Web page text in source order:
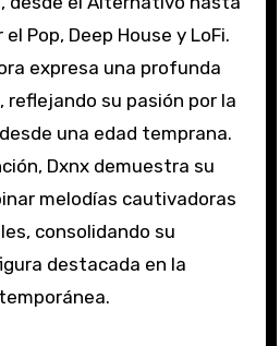
Pop, Deep House y LoFi.
expresa una profunda
reflejando su pasión por la
una edad temprana.
Dxnx demuestra su
melodías cautivadoras
consolidando su
destacada en la